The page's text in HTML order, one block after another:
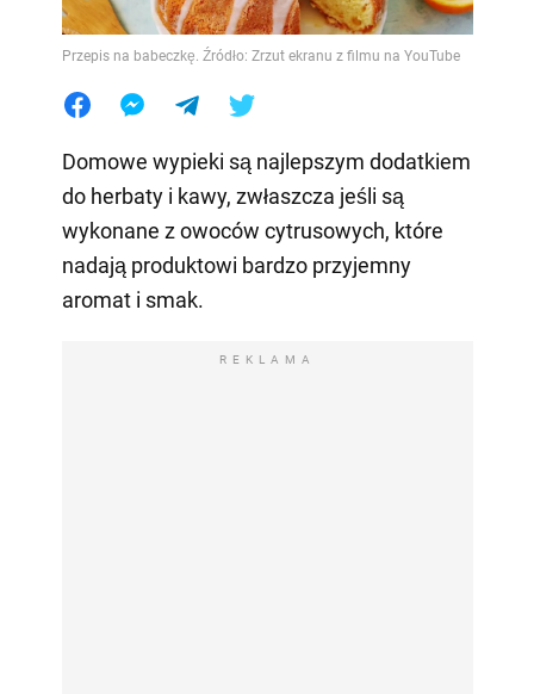
Przepis na babeczkę. Źródło: Zrzut ekranu z filmu na YouTube
Domowe wypieki są najlepszym dodatkiem
do herbaty i kawy, zwłaszcza jeśli są
wykonane z owoców cytrusowych, które
nadają produktowi bardzo przyjemny
aromat i smak.
REKLAMA